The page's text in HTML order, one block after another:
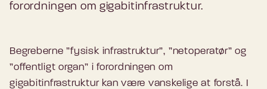
forordningen om gigabitinfrastruktur.
Begreberne ”fysisk infrastruktur”, ”netoperatør” og
”offentligt organ” i forordningen om
gigabitinfrastruktur kan være vanskelige at forstå. I